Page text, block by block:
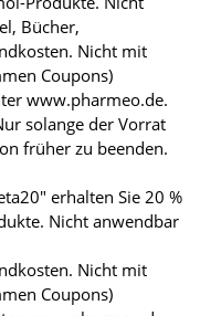
Bücher,
Nicht mit
Coupons)
www.pharmeo.de.
solange der Vorrat
früher zu beenden.
erhalten Sie 20 %
Nicht anwendbar
Nicht mit
Coupons)